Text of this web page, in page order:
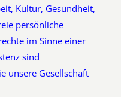
Kultur, Gesundheit,
persönliche
im Sinne einer
sind
unsere Gesellschaft